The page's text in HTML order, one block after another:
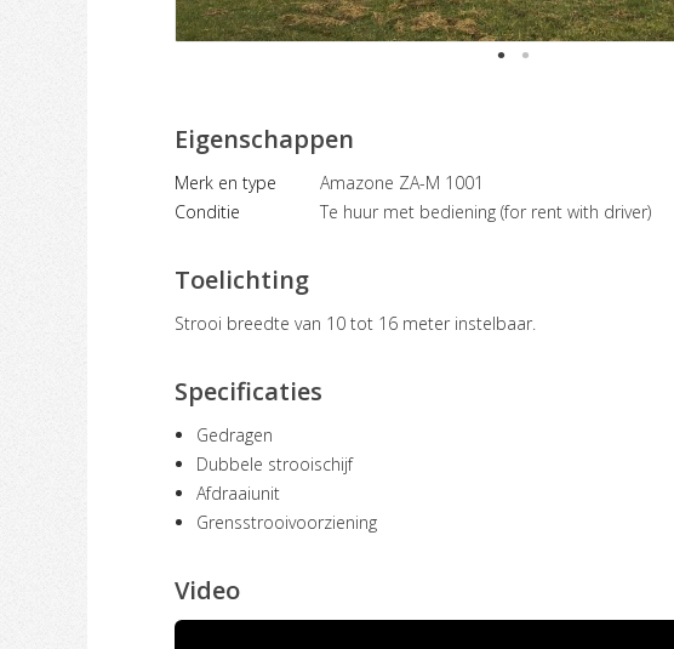
Eigenschappen
Merk en type
Amazone ZA-M 1001
Conditie
Te huur met bediening (for rent with driver)
Toelichting
Strooi breedte van 10 tot 16 meter instelbaar.
Specificaties
Gedragen
Dubbele strooischijf
Afdraaiunit
Grensstrooivoorziening
Video